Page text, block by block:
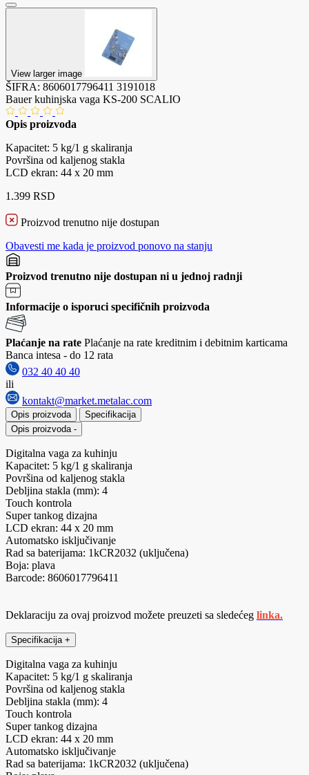
View larger image
ŠIFRA: 8606017796411 3191018
Bauer kuhinjska vaga KS-200 SCALIO
Opis proizvoda
Kapacitet: 5 kg/1 g skaliranja
Površina od kaljenog stakla
LCD ekran: 44 x 20 mm
1.399 RSD
Proizvod trenutno nije dostupan
Obavesti me kada je proizvod ponovo na stanju
Proizvod trenutno nije dostupan ni u jednoj radnji
Informacije o isporuci specifičnih proizvoda
Plaćanje na rate Plaćanje na rate kreditnim i debitnim karticama
Banca intesa - do 12 rata
032 40 40 40
ili
kontakt@market.metalac.com
Opis proizvoda
Specifikacija
Opis proizvoda -
Digitalna vaga za kuhinju
Kapacitet: 5 kg/1 g skaliranja
Površina od kaljenog stakla
Debljina stakla (mm): 4
Touch kontrola
Super tankog dizajna
LCD ekran: 44 x 20 mm
Automatsko isključivanje
Rad sa baterijama: 1kCR2032 (uključena)
Boja: plava
Barcode: 8606017796411
Deklaraciju za ovaj proizvod možete preuzeti sa sledećeg linka.
Specifikacija +
Digitalna vaga za kuhinju
Kapacitet: 5 kg/1 g skaliranja
Površina od kaljenog stakla
Debljina stakla (mm): 4
Touch kontrola
Super tankog dizajna
LCD ekran: 44 x 20 mm
Automatsko isključivanje
Rad sa baterijama: 1kCR2032 (uključena)